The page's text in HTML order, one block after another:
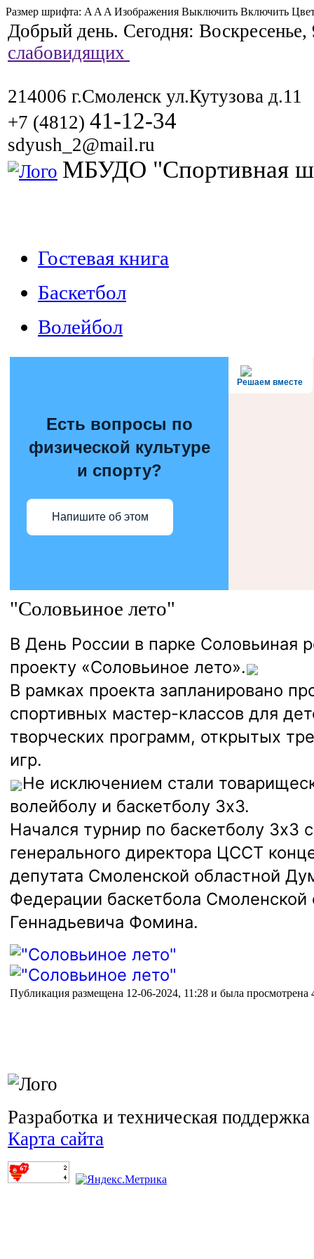
Размер шрифта: A A A Изображения Выключить Включить
Добрый день. Сегодня:
слабовидящих
214006 г.Смоленск ул.Кутузова д.11
+7 (4812) 41-12-34
sdyush_2@mail.ru
МБУДО "Спортивная
Гостевая книга
Баскетбол
Волейбол
Решаем вместе
Есть вопросы по
физической культуре
и спорту?
Напишите об этом
"Соловьиное лето"
В День России в парке Соловьиная
проекту «Соловьиное лето».
В рамках проекта запланировано
спортивных мастер-классов для
творческих программ, открытых
игр.
Не исключением стали
волейболу и баскетболу 3х3.
Начался турнир по баскетболу 3х3
генерального директора ЦССТ
депутата Смоленской областной
Федерации баскетбола Смоленской
Геннадьевича Фомина.
Публикация размещена 12-06-2024, 11:28 и была просмотрена
Разработка и техническая
Карта сайта